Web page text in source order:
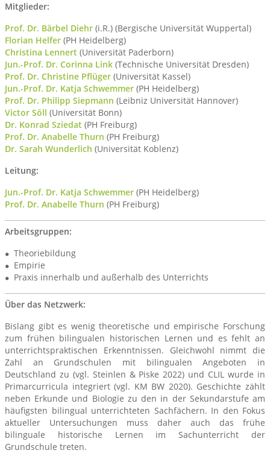
Mitglieder:
Prof. Dr. Bärbel Diehr (i.R.) (Bergische Universität Wuppertal)
Florian Helfer (PH Heidelberg)
Christina Lennert (Universität Paderborn)
Jun.-Prof. Dr. Corinna Link (Technische Universität Dresden)
Prof. Dr. Christine Pflüger (Universität Kassel)
Jun.-Prof. Dr. Katja Schwemmer (PH Heidelberg)
Prof. Dr. Philipp Siepmann (Leibniz Universität Hannover)
Victor Söll (Universität Bonn)
Dr. Konrad Sziedat (PH Freiburg)
Prof. Dr. Anabelle Thurn (PH Freiburg)
Dr. Sarah Wunderlich (Universität Koblenz)
Leitung:
Jun.-Prof. Dr. Katja Schwemmer (PH Heidelberg)
Prof. Dr. Anabelle Thurn (PH Freiburg)
Arbeitsgruppen:
Theoriebildung
Empirie
Praxis innerhalb und außerhalb des Unterrichts
Über das Netzwerk:
Bislang gibt es wenig theoretische und empirische Forschung
zum frühen bilingualen historischen Lernen und es fehlt an
unterrichtspraktischen Erkenntnissen. Gleichwohl nimmt die
Zahl an Grundschulen mit bilingualen Angeboten in
Deutschland zu (vgl. Steinlen & Piske 2022) und CLIL wurde in
Primarcurricula integriert (vgl. KM BW 2020). Geschichte zählt
neben Erkunde und Biologie zu den in der Sekundarstufe am
häufigsten bilingual unterrichteten Sachfächern. In den Fokus
aktueller Untersuchungen muss daher auch das frühe
bilinguale historische Lernen im Sachunterricht der
Grundschule treten.